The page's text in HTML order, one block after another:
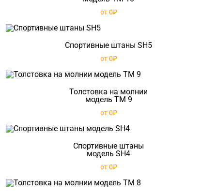
от 0₽
Спортивные штаны SH5
от 0₽
Толстовка на молнии
модель TM 9
от 0₽
Спортивные штаны
модель SH4
от 0₽